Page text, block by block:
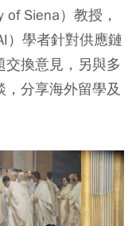
Siena）教授，
）學者針對供應鏈
換意見，另與多
分享海外留學及